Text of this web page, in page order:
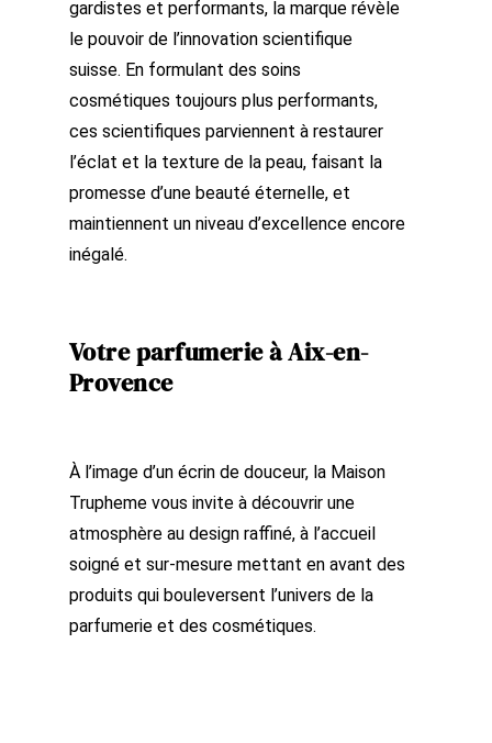
gardistes et performants, la marque révèle
le pouvoir de l’innovation scientifique
suisse. En formulant des soins
cosmétiques toujours plus performants,
ces scientifiques parviennent à restaurer
l’éclat et la texture de la peau, faisant la
promesse d’une beauté éternelle, et
maintiennent un niveau d’excellence encore
inégalé.
Votre parfumerie à Aix-en-
Provence
À l’image d’un écrin de douceur, la Maison
Trupheme vous invite à découvrir une
atmosphère au design raffiné, à l’accueil
soigné et sur-mesure mettant en avant des
produits qui bouleversent l’univers de la
parfumerie et des cosmétiques.